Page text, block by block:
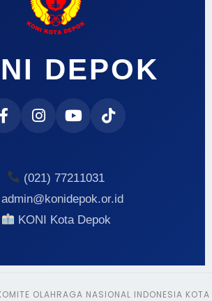
DEPOK
(021) 77211031
KONI Kota Depok
OLAHRAGA NASIONAL INDONESIA KOTA